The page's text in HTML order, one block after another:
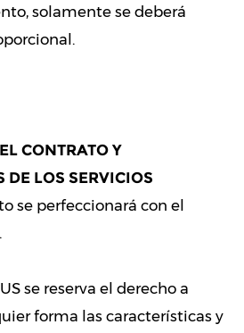
solamente se deberá
CONTRATO Y
LOS SERVICIOS
se perfeccionará con el
se reserva el derecho a
forma las características y